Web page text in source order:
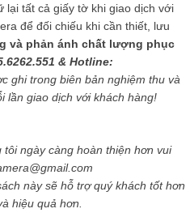
lại tất cả giấy tờ khi giao dịch với
để đối chiếu khi cần thiết, lưu
và phản ánh chất lượng phục
& Hotline:
ghi trong biên bản nghiệm thu và
lần giao dịch với khách hàng!
ngày càng hoàn thiện hơn vui
này sẽ hỗ trợ quý khách tốt hơn
hiệu quả hơn.